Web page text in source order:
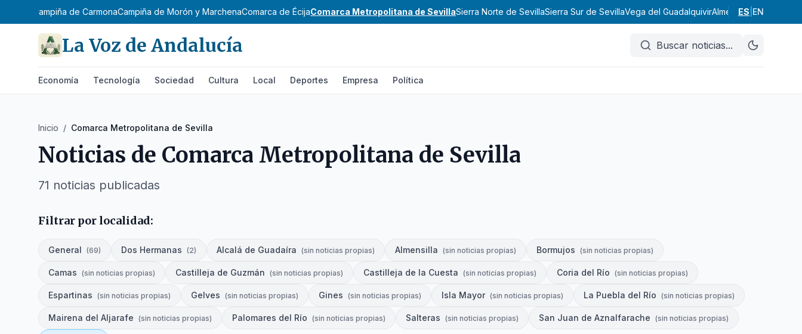
Campiña de CarmonaCampiña de Morón y MarchenaComarca de ÉcijaComarca Metropolitana de SevillaSierra Norte de SevillaSierra Sur de SevillaVega del GuadalquivirAlmeríaCádiz
ES EN
La Voz de Andalucía Buscar noticias...
Economía Tecnología Sociedad Cultura Local Deportes Empresa Política
Inicio / Comarca Metropolitana de Sevilla
Noticias de Comarca Metropolitana de Sevilla
71 noticias publicadas
Filtrar por localidad:
General (69) Dos Hermanas (2) Alcalá de Guadaíra (sin noticias propias) Almensilla (sin noticias propias) Bormujos (sin noticias propias)
Camas (sin noticias propias) Castilleja de Guzmán (sin noticias propias) Castilleja de la Cuesta (sin noticias propias) Coria del Río (sin noticias propias)
Espartinas (sin noticias propias) Gelves (sin noticias propias) Gines (sin noticias propias) Isla Mayor (sin noticias propias) La Puebla del Río (sin noticias propias)
Mairena del Aljarafe (sin noticias propias) Palomares del Río (sin noticias propias) Salteras (sin noticias propias) San Juan de Aznalfarache (sin noticias propias)